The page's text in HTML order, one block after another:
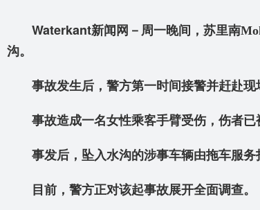
Waterkant新闻网－周一晚间，苏里南
沟。
事故发生后，警方第一时间接警并赶赴
事故造成一名女性乘客手臂受伤，伤者已
事发后，坠入水沟的涉事车辆由拖车服
目前，警方正对该起事故展开全面调查。